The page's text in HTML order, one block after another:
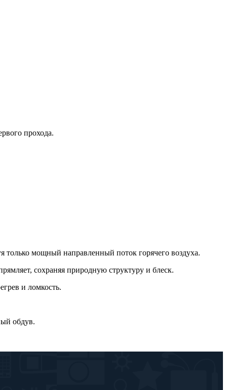
прохода.
мощный направленный поток горячего воздуха.
сохраняя природную структуру и блеск.
и ломкость.
обдув.